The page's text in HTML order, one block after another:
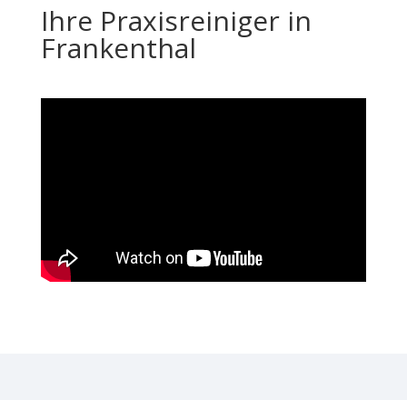
Ihre Praxisreiniger in
Frankenthal